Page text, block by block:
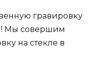
гравировку
Мы совершим
на стекле в